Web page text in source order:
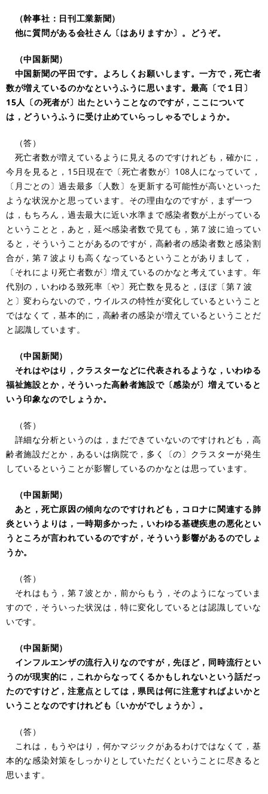
（幹事社：日刊工業新聞）
他に質問がある会社さん〔はありますか〕。どうぞ。
（中国新聞）
中国新聞の平田です。よろしくお願いします。一方で，死亡者
数が増えているのかなというふうに思います。最高〔で１日〕
15人〔の死者が〕出たということなのですが，ここについて
は，どういうふうに受け止めていらっしゃるでしょうか。
（答）
死亡者数が増えているように見えるのですけれども，確かに，
今月を見ると，15日現在で〔死亡者数が〕108人になっていて，
〔月ごとの〕過去最多〔人数〕を更新する可能性が高いといった
ような状況かと思っています。その理由なのですが，まず一つ
は，もちろん，過去最大に近い水準まで感染者数が上がっている
ということと，あと，延べ感染者数で見ても，第７波に迫ってい
ると，そういうことがあるのですが，高齢者の感染者数と感染割
合が，第７波よりも高くなっているということがありまして，
〔それにより死亡者数が〕増えているのかなと考えています。年
代別の，いわゆる致死率〔や〕死亡数を見ると，ほぼ〔第７波
と〕変わらないので，ウイルスの特性が変化しているということ
ではなくて，基本的に，高齢者の感染が増えているということだ
と認識しています。
（中国新聞）
それはやはり，クラスターなどに代表されるような，いわゆる
福祉施設とか，そういった高齢者施設で〔感染が〕増えていると
いう印象なのでしょうか。
（答）
詳細な分析というのは，まだできていないのですけれども，高
齢者施設だとか，あるいは病院で，多く〔の〕クラスターが発生
しているということが影響しているのかなとは思っています。
（中国新聞）
あと，死亡原因の傾向なのですけれども，コロナに関連する肺
炎というよりは，一時期多かった，いわゆる基礎疾患の悪化とい
うところが言われているのですが，そういう影響があるのでしょ
うか。
（答）
それはもう，第７波とか，前からもう，そのようになっていま
すので，そういった状況は，特に変化しているとは認識していな
いです。
（中国新聞）
インフルエンザの流行入りなのですが，先ほど，同時流行とい
うのが現実的に，これからなってくるかもしれないという話だっ
たのですけど，注意点としては，県民は何に注意すればよいかと
いうことなのですけれども〔いかがでしょうか〕。
（答）
これは，もうやはり，何かマジックがあるわけではなくて，基
本的な感染対策をしっかりとしていただくということに尽きると
思います。